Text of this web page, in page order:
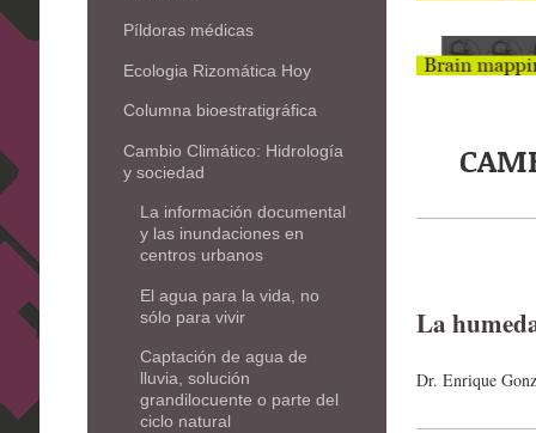
La
Dr. Enrique
Píldoras médicas
Ecologia Rizomática Hoy
Columna bioestratigráfica
Cambio Climático: Hidrología
y sociedad
La información documental
y las inundaciones en
centros urbanos
El agua para la vida, no
sólo para vivir
Captación de agua de
lluvia, solución
grandilocuente o parte del
ciclo natural